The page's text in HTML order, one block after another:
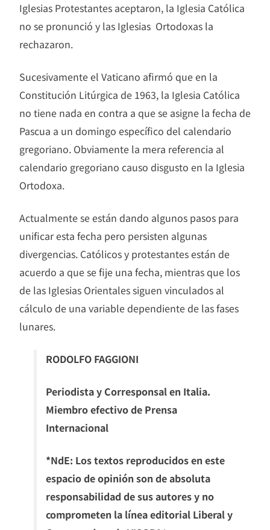
Iglesias Protestantes aceptaron, la Iglesia Católica
no se pronunció y las Iglesias Ortodoxas la
rechazaron.
Sucesivamente el Vaticano afirmó que en la
Constitución Litúrgica de 1963, la Iglesia Católica
no tiene nada en contra a que se asigne la fecha de
Pascua a un domingo específico del calendario
gregoriano. Obviamente la mera referencia al
calendario gregoriano causo disgusto en la Iglesia
Ortodoxa.
Actualmente se están dando algunos pasos para
unificar esta fecha pero persisten algunas
divergencias. Católicos y protestantes están de
acuerdo a que se fije una fecha, mientras que los
de las Iglesias Orientales siguen vinculados al
cálculo de una variable dependiente de las fases
lunares.
RODOLFO FAGGIONI
Periodista y Corresponsal en Italia.
Miembro efectivo de Prensa
Internacional
*NdE: Los textos reproducidos en este
espacio de opinión son de absoluta
responsabilidad de sus autores y no
comprometen la línea editorial Liberal y